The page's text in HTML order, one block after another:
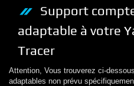
Support
adaptable à votre
Tracer
Attention, Vous trouverez ci-
adaptables non prévu